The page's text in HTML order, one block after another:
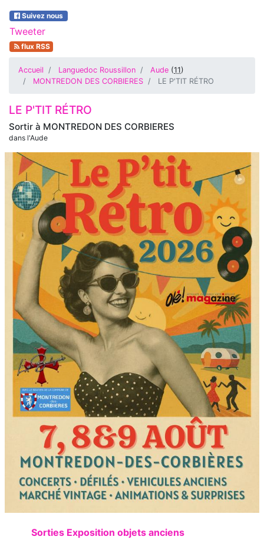
Suivez nous
Tweeter
flux RSS
Accueil Languedoc Roussillon Aude (11)
MONTREDON DES CORBIERES
LE P'TIT RÉTRO
Sortir à MONTREDON DES CORBIERES
dans l'Aude
LE P'TIT RÉTRO
Sorties Exposition objets anciens